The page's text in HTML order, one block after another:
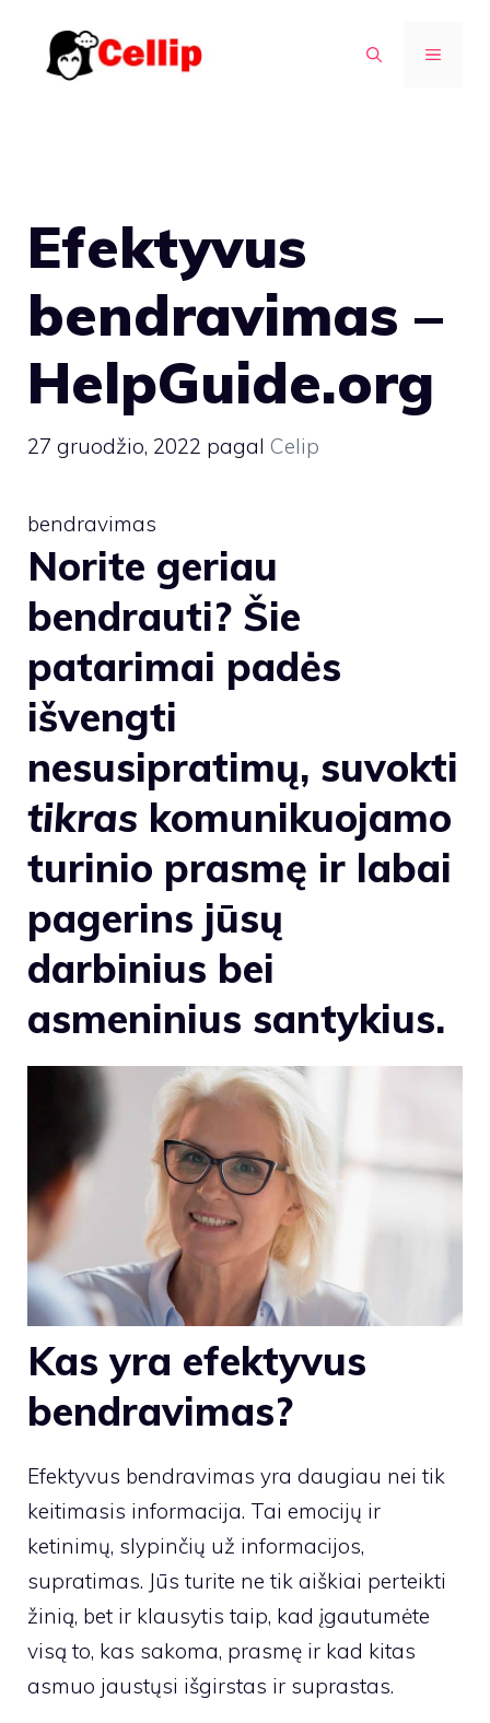
turinio
MENIU
Efektyvus
bendravimas –
HelpGuide.org
27 gruodžio, 2022 pagal Celip
bendravimas
Norite geriau
bendrauti? Šie
patarimai padės
išvengti
nesusipratimų, suvokti
tikras komunikuojamo
turinio prasmę ir labai
pagerins jūsų
darbinius bei
asmeninius santykius.
Kas yra efektyvus
bendravimas?
Efektyvus bendravimas yra daugiau nei tik
keitimasis informacija. Tai emocijų ir
ketinimų, slypinčių už informacijos,
supratimas. Jūs turite ne tik aiškiai perteikti
žinią, bet ir klausytis taip, kad įgautumėte
visą to, kas sakoma, prasmę ir kad kitas
asmuo jaustųsi išgirstas ir suprastas.